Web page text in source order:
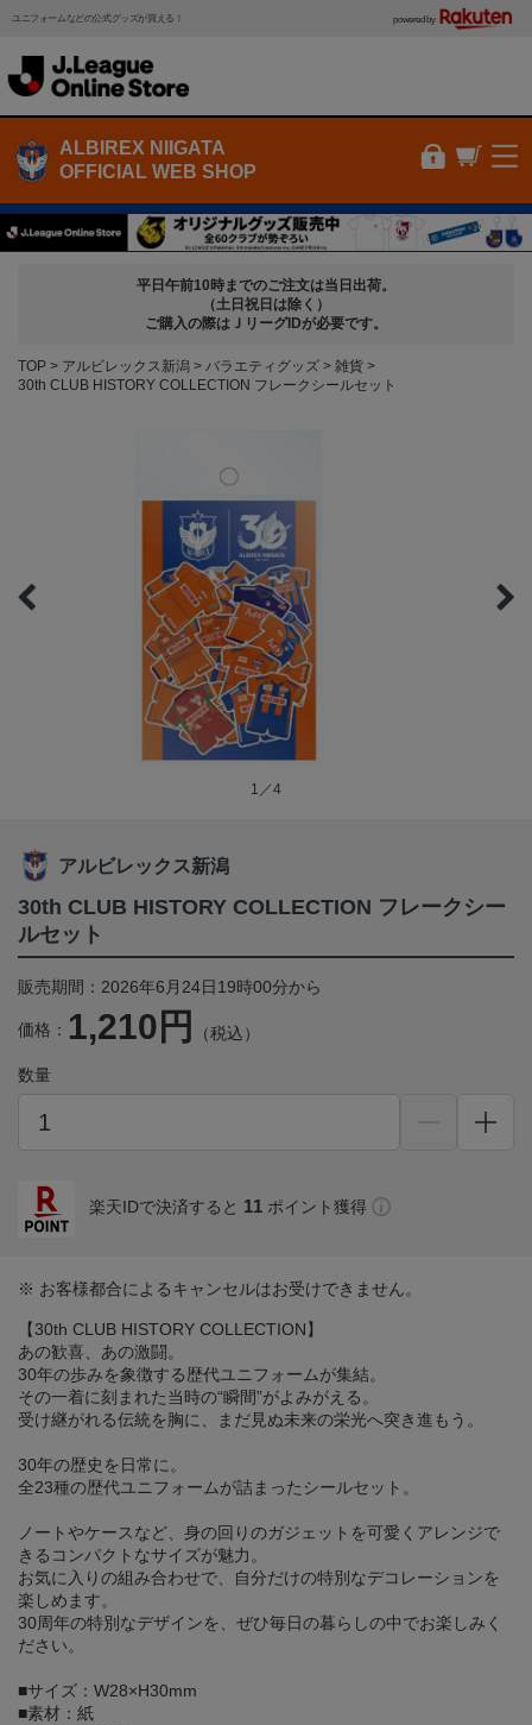
ユニフォームなどの公式グッズが買える！ powered by
ALBIREX NIIGATA
OFFICIAL WEB SHOP
平日午前10時までのご注文は当日出荷。
（土日祝日は除く）
ご購入の際はＪリーグIDが必要です。
TOP アルビレックス新潟 バラエティグッズ
雑貨
30th CLUB HISTORY COLLECTION フレークシールセット
1／4
アルビレックス新潟
30th CLUB HISTORY COLLECTION フレークシー
ルセット
販売期間：2026年6月24日19時00分から
価格： 1,210円 （税込）
数量
楽天IDで決済すると 11 ポイント獲得
※ お客様都合によるキャンセルはお受けできません。
【30th CLUB HISTORY COLLECTION】
あの歓喜、あの激闘。
30年の歩みを象徴する歴代ユニフォームが集結。
その一着に刻まれた当時の“瞬間”がよみがえる。
受け継がれる伝統を胸に、まだ見ぬ未来の栄光へ突き進もう。
30年の歴史を日常に。
全23種の歴代ユニフォームが詰まったシールセット。
ノートやケースなど、身の回りのガジェットを可愛くアレンジで
きるコンパクトなサイズが魅力。
お気に入りの組み合わせで、自分だけの特別なデコレーションを
楽しめます。
30周年の特別なデザインを、ぜひ毎日の暮らしの中でお楽しみく
ださい。
■サイズ：W28×H30mm
■素材：紙